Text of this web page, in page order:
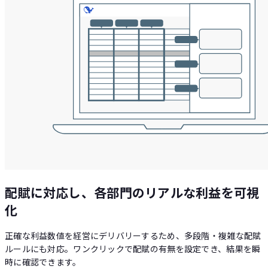
配賦に対応し、各部門のリアルな利益を可視
化
正確な利益数値を経営にデリバリーするため、多段階・複雑な配賦
ルールにも対応。ワンクリックで配賦の有無を設定でき、結果を瞬
時に確認できます。